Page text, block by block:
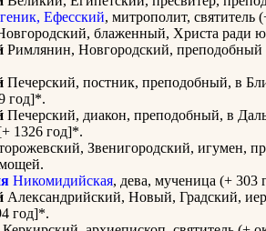
Ефесский, митрополит, святитель
блаженный, Христа ради
Римлянин, Новгородский,
Печерский, постник, преподобный, в
год]*.
Печерский, диакон, преподобный, в
1326 год]*.
Звенигородский, игумен,
Никомидийская, дева, мученица (+ 303
Александрийский, Новый, Градский,
год]*.